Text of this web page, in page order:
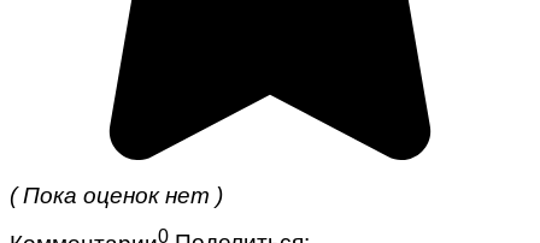
( Пока оценок нет )
0